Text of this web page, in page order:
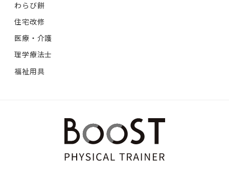
わらび餅
住宅改修
医療・介護
理学療法士
福祉用具